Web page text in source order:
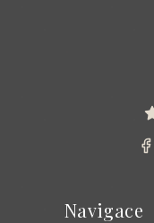
Navigace